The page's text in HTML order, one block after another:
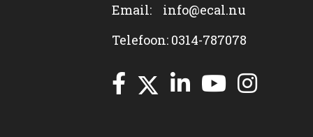
Email: info@ecal.nu
Telefoon: 0314-787078